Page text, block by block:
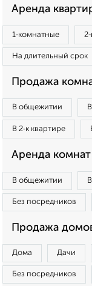
Аренда
1‑комнатные
На длительный срок
Продажа
В общежитии
В 2‑к квартире
Аренда комнат
В общежитии
Без посредников
Продажа
Дома Дачи
Без посредников